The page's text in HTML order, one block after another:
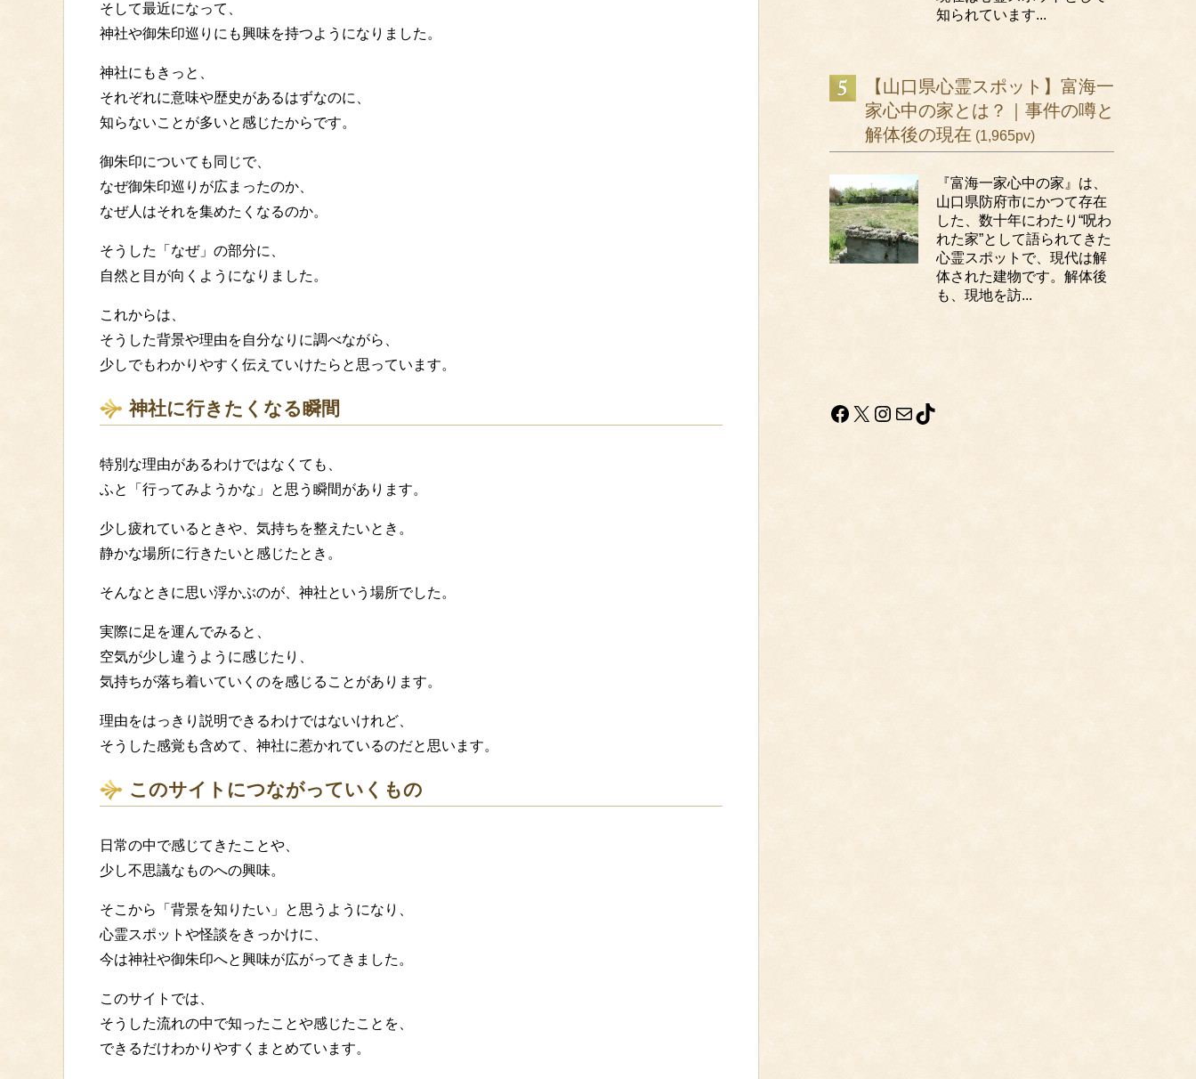
そして最近になって、
神社や御朱印巡りにも興味を持つようになりました。
神社にもきっと、
それぞれに意味や歴史があるはずなのに、
知らないことが多いと感じたからです。
御朱印についても同じで、
なぜ御朱印巡りが広まったのか、
なぜ人はそれを集めたくなるのか。
そうした「なぜ」の部分に、
自然と目が向くようになりました。
これからは、
そうした背景や理由を自分なりに調べながら、
少しでもわかりやすく伝えていけたらと思っています。
神社に行きたくなる瞬間
特別な理由があるわけではなくても、
ふと「行ってみようかな」と思う瞬間があります。
少し疲れているときや、気持ちを整えたいとき。
静かな場所に行きたいと感じたとき。
そんなときに思い浮かぶのが、神社という場所でした。
実際に足を運んでみると、
空気が少し違うように感じたり、
気持ちが落ち着いていくのを感じることがあります。
理由をはっきり説明できるわけではないけれど、
そうした感覚も含めて、神社に惹かれているのだと思います。
このサイトにつながっていくもの
日常の中で感じてきたことや、
少し不思議なものへの興味。
そこから「背景を知りたい」と思うようになり、
心霊スポットや怪談をきっかけに、
今は神社や御朱印へと興味が広がってきました。
このサイトでは、
そうした流れの中で知ったことや感じたことを、
できるだけわかりやすくまとめています。
知られています...
【山口県心霊スポット】富海一
家心中の家とは？｜事件の噂と
解体後の現在 (1,965pv)
『富海一家心中の家』は、
山口県防府市にかつて存在
した、数十年にわたり“呪わ
れた家”として語られてきた
心霊スポットで、現代は解
体された建物です。解体後
も、現地を訪...
Facebook
X Instagram
メールTikTok